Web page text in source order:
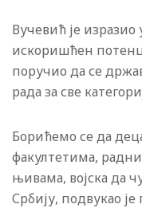
Вучевић је
искоришћен
поручио да се
рада за све
Борићемо се да
факултетима,
њивама, војска да
Србију, подвукао